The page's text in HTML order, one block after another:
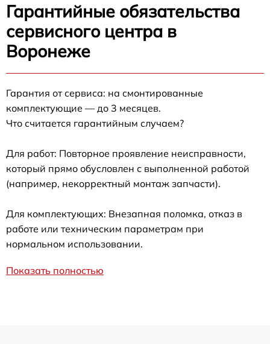
Гарантийные обязательства
сервисного центра в
Воронеже
Гарантия от сервиса: на смонтированные
комплектующие — до 3 месяцев.
Что считается гарантийным случаем?
Для работ: Повторное проявление неисправности,
который прямо обусловлен с выполненной работой
(например, некорректный монтаж запчасти).
Для комплектующих: Внезапная поломка, отказ в
работе или техническим параметрам при
нормальном использовании.
Показать полностью